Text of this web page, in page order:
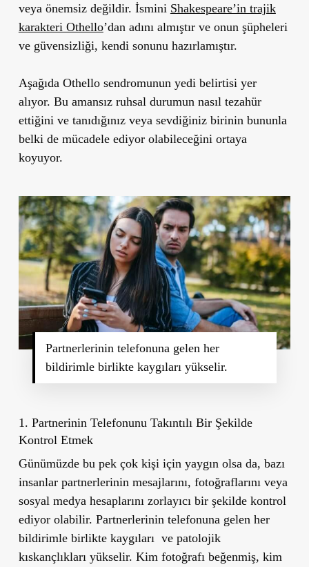
veya önemsiz değildir. İsmini Shakespeare’in trajik
karakteri Othello’dan adını almıştır ve onun şüpheleri
ve güvensizliği, kendi sonunu hazırlamıştır.
Aşağıda Othello sendromunun yedi belirtisi yer
alıyor. Bu amansız ruhsal durumun nasıl tezahür
ettiğini ve tanıdığınız veya sevdiğiniz birinin bununla
belki de mücadele ediyor olabileceğini ortaya
koyuyor.
Partnerlerinin telefonuna gelen her
bildirimle birlikte kaygıları yükselir.
1. Partnerinin Telefonunu Takıntılı Bir Şekilde
Kontrol Etmek
Günümüzde bu pek çok kişi için yaygın olsa da, bazı
insanlar partnerlerinin mesajlarını, fotoğraflarını veya
sosyal medya hesaplarını zorlayıcı bir şekilde kontrol
ediyor olabilir. Partnerlerinin telefonuna gelen her
bildirimle birlikte kaygıları ve patolojik
kıskançlıkları yükselir. Kim fotoğrafı beğenmiş, kim